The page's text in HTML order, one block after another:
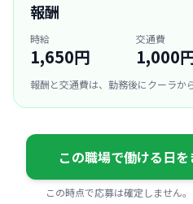
報酬
時給
1,650円
交通費
1,000
報酬と交通費は、勤務後にクーラか
この職場で働ける日を
この時点で応募は確定しません